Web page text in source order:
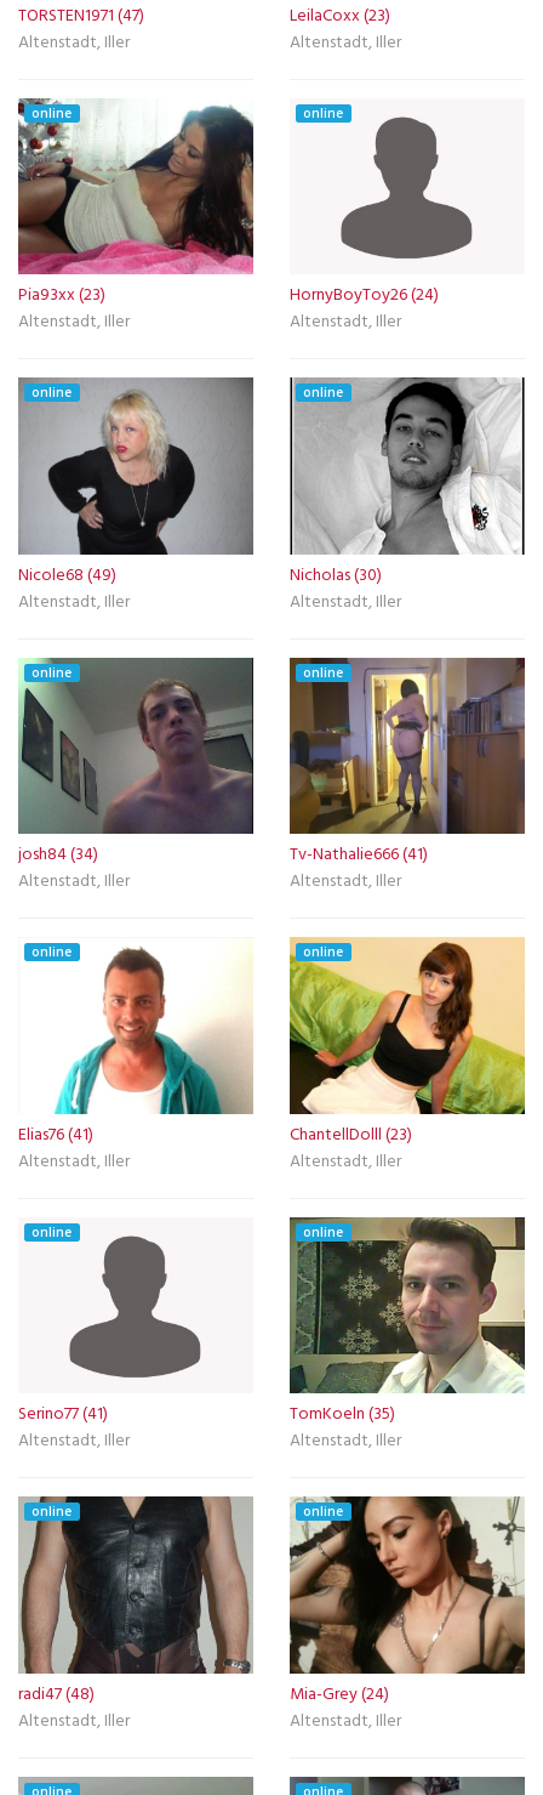
TORSTEN1971 (47)
Altenstadt, Iller
LeilaCoxx (23)
Altenstadt, Iller
online
Pia93xx (23)
Altenstadt, Iller
online
HornyBoyToy26 (24)
Altenstadt, Iller
online
Nicole68 (49)
Altenstadt, Iller
online
Nicholas (30)
Altenstadt, Iller
online
josh84 (34)
Altenstadt, Iller
online
Tv-Nathalie666 (41)
Altenstadt, Iller
online
Elias76 (41)
Altenstadt, Iller
online
ChantellDolll (23)
Altenstadt, Iller
online
Serino77 (41)
Altenstadt, Iller
online
TomKoeln (35)
Altenstadt, Iller
online
radi47 (48)
Altenstadt, Iller
online
Mia-Grey (24)
Altenstadt, Iller
online online